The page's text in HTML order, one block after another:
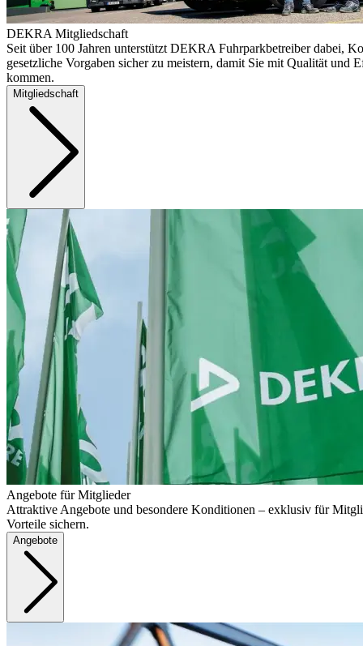
DEKRA Mitgliedschaft
Seit über 100 Jahren unterstützt DEKRA Fuhrparkbetreiber dabei,
gesetzliche Vorgaben sicher zu meistern, damit Sie mit Qualität und
kommen.
Mitgliedschaft
Angebote für Mitglieder
Attraktive Angebote und besondere Konditionen – exklusiv für
Vorteile sichern.
Angebote